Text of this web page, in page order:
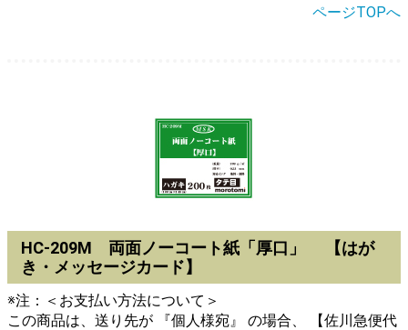
ページTOPへ
HC-209M 両面ノーコート紙「厚口」 【はが
き・メッセージカード】
※注：＜お支払い方法について＞
この商品は、送り先が 『個人様宛』 の場合、 【佐川急便代